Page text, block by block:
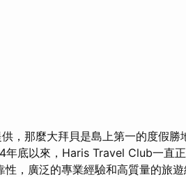
，那麼大拜貝是島上第一的度假勝
年底以來，Haris Travel Club一直
，廣泛的專業經驗和高質量的旅